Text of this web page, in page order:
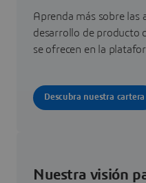
Aprenda más sobre las
desarrollo de producto
se ofrecen en la
Descubra nuestra cartera
Nuestra visión